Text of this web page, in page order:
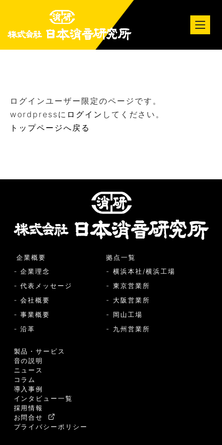
ログインユーザー限定のページです。
wordpressに ログイン してください。
トップページへ戻る
企業概要
- 企業理念
- 代表メッセージ
- 会社概要
- 事業概要
- 沿革
製品・サービス
音の説明
ニュース
コラム
導入事例
インタビュー一覧
採用情報
お問合せ
プライバシーポリシー
拠点一覧
- 横浜本社/横浜工場
- 東京営業所
- 大阪営業所
- 岡山工場
- 九州営業所